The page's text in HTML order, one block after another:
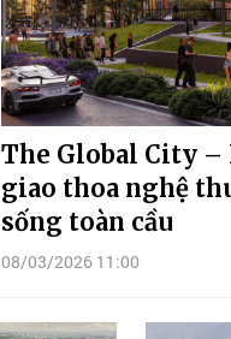
The Global City –
giao thoa nghệ
sống toàn cầu
08/03/2026 11:00